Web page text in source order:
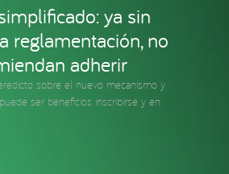
ya sin
reglamentación, no
adherir
sobre el nuevo mecanismo y
ser beneficios inscribirse y en